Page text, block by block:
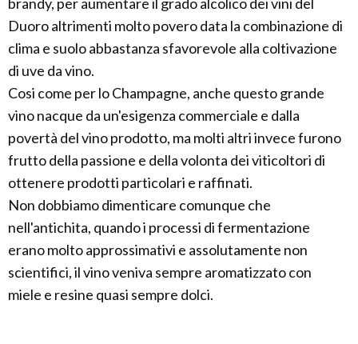
Duoro altrimenti molto povero data la combinazione di
clima e suolo abbastanza sfavorevole alla coltivazione
di uve da vino.
Cosi come per lo Champagne, anche questo grande
vino nacque da un'esigenza commerciale e dalla
povertà del vino prodotto, ma molti altri invece furono
frutto della passione e della volonta dei viticoltori di
ottenere prodotti particolari e raffinati.
Non dobbiamo dimenticare comunque che
nell'antichita, quando i processi di fermentazione
erano molto approssimativi e assolutamente non
scientifici, il vino veniva sempre aromatizzato con
miele e resine quasi sempre dolci.